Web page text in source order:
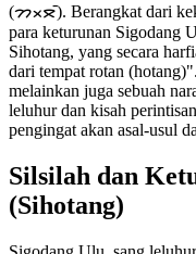
(ᯂᯬᯖᯰ). Berangkat dari
para keturunan Sigodang
Sihotang, yang secara
dari tempat rotan
melainkan juga sebuah
leluhur dan kisah
pengingat akan asal-usul
Silsilah dan
(Sihotang)